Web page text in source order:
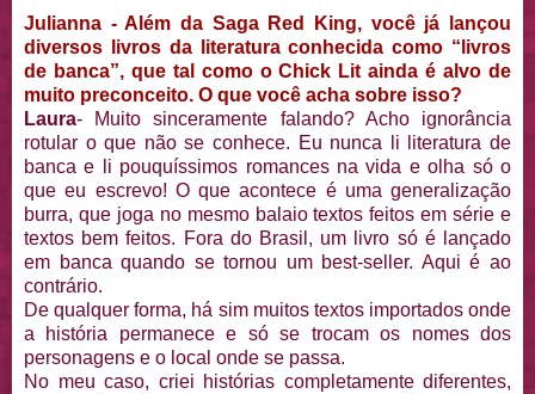
Julianna - Além da Saga Red King, você já lançou
diversos livros da literatura conhecida como “livros
de banca”, que tal como o Chick Lit ainda é alvo de
muito preconceito. O que você acha sobre isso?
Laura- Muito sinceramente falando? Acho ignorância
rotular o que não se conhece. Eu nunca li literatura de
banca e li pouquíssimos romances na vida e olha só o
que eu escrevo! O que acontece é uma generalização
burra, que joga no mesmo balaio textos feitos em série e
textos bem feitos. Fora do Brasil, um livro só é lançado
em banca quando se tornou um best-seller. Aqui é ao
contrário.
De qualquer forma, há sim muitos textos importados onde
a história permanece e só se trocam os nomes dos
personagens e o local onde se passa.
No meu caso, criei histórias completamente diferentes,